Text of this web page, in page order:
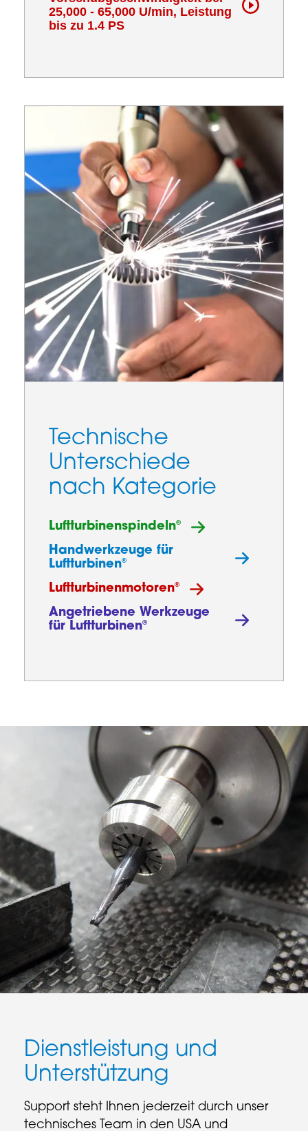
25,000 - 65,000 U/min, Leistung
bis zu 1.4 PS
Technische
Unterschiede
nach Kategorie
Luftturbinenspindeln®
Handwerkzeuge für
Luftturbinen®
Luftturbinenmotoren®
Angetriebene Werkzeuge
für Luftturbinen®
Dienstleistung und
Unterstützung
Support steht Ihnen jederzeit durch unser
technisches Team in den USA und